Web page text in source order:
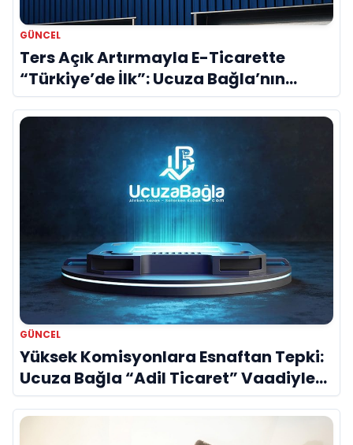
GÜNCEL
Ters Açık Artırmayla E-Ticarette
“Türkiye’de İlk”: Ucuza Bağla’nın
Patentli Modeli
GÜNCEL
Yüksek Komisyonlara Esnaftan Tepki:
Ucuza Bağla “Adil Ticaret” Vaadiyle
Sahnede